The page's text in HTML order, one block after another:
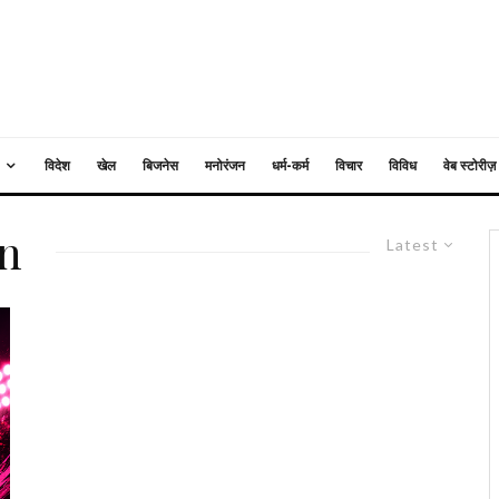
विदेश खेल बिजनेस मनोरंजन धर्म-कर्म विचार विविध वेब स्टोरीज़
Latest